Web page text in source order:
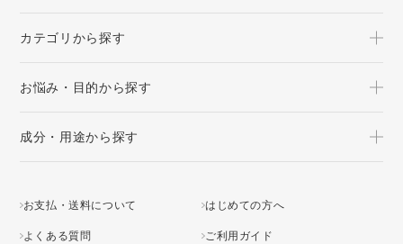
カテゴリから探す
お悩み・目的から探す
成分・用途から探す
お支払・送料について はじめての方へ
よくある質問 ご利用ガイド